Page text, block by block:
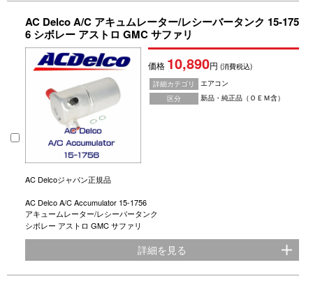
AC Delco A/C アキュムレーター/レシーバータンク 15-175
6 シボレー アストロ GMC サファリ
価格 10,890円(消費税込)
詳細カテゴリ
エアコン
区分
新品・純正品（ＯＥＭ含）
AC Delcoジャパン正規品
AC Delco A/C Accumulator 15-1756
アキュームレーター/レシーバータンク
シボレー アストロ GMC サファリ
詳細を見る